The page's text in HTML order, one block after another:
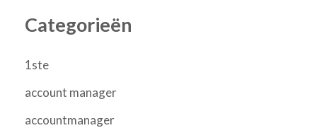
Categorieën
1ste
account manager
accountmanager